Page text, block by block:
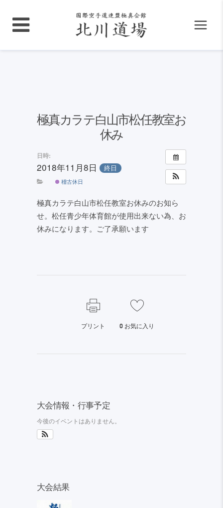
極真カラテ白山市松任教室お
休み
日時:
2018年11月8日 終日
稽古休日
極真カラテ白山市松任教室お休みのお知ら
せ。松任青少年体育館が使用出来ない為、お
休みになります。ご了承願います
プリント 0お気に入り
大会情報・行事予定
今後のイベントはありません。
大会結果